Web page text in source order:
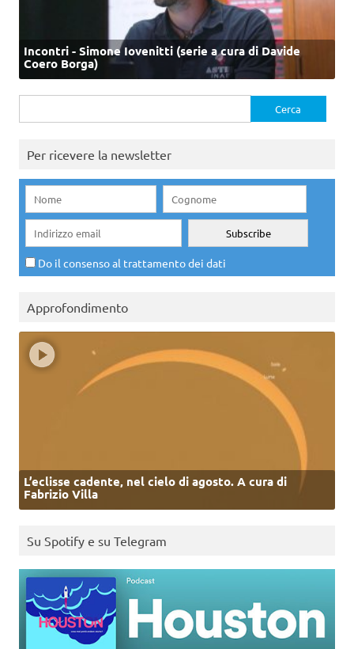
Incontri - Simone Iovenitti (serie a cura di Davide
Coero Borga)
per:
Per ricevere la newsletter
Do il consenso al trattamento dei dati
Approfondimento
L’eclisse cadente, nel cielo di agosto. A cura di
Fabrizio Villa
Su Spotify e su Telegram